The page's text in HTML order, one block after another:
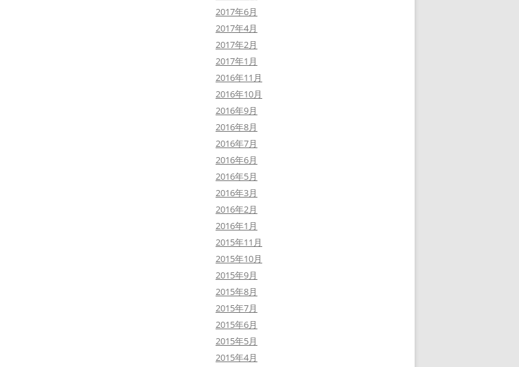
2017年6月
2017年4月
2017年2月
2017年1月
2016年11月
2016年10月
2016年9月
2016年8月
2016年7月
2016年6月
2016年5月
2016年3月
2016年2月
2016年1月
2015年11月
2015年10月
2015年9月
2015年8月
2015年7月
2015年6月
2015年5月
2015年4月